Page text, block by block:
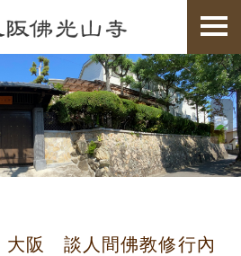
大阪 談人間佛教修行內